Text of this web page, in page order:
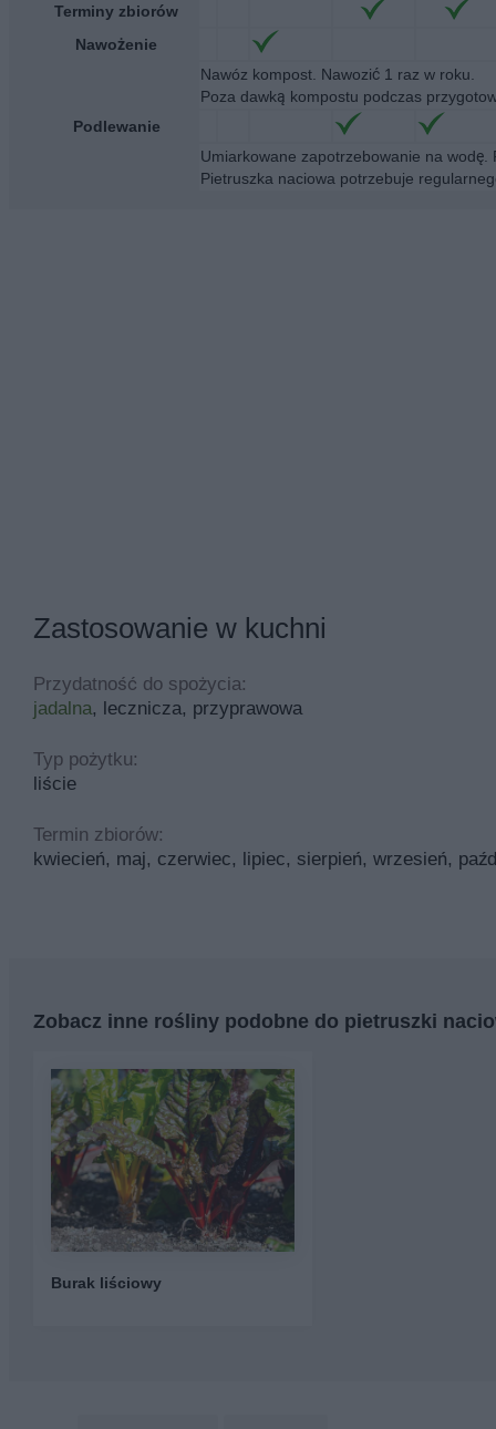
Terminy zbiorów
Nawożenie
Nawóz kompost. Nawozić 1 raz w roku.
Poza dawką kompostu podczas
Podlewanie
Umiarkowane zapotrzebowanie na wodę.
Pietruszka naciowa potrzebuje
Zastosowanie w kuchni
Przydatność do spożycia:
jadalna, lecznicza, przyprawowa
Typ pożytku:
liście
Termin zbiorów:
kwiecień, maj, czerwiec, lipiec, sierpień, wrzesień,
Zobacz inne rośliny podobne do pietruszki
Burak liściowy